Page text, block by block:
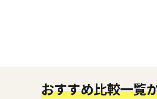
おすすめ比較一覧